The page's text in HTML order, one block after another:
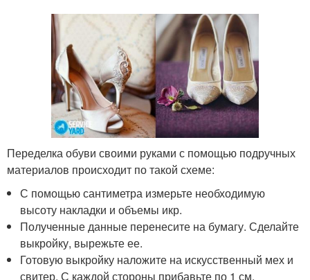
Переделка обуви своими руками с помощью подручных
материалов происходит по такой схеме:
С помощью сантиметра измерьте необходимую
высоту накладки и объемы икр.
Полученные данные перенесите на бумагу. Сделайте
выкройку, вырежьте ее.
Готовую выкройку наложите на искусственный мех и
свитер. С каждой стороны прибавьте по 1 см.